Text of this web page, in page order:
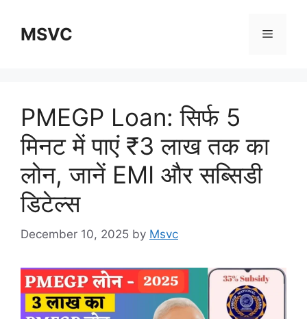
contentMSVC Menu
PMEGP Loan: सिर्फ 5
मिनट में पाएं ₹3 लाख तक का
लोन, जानें EMI और सब्सिडी
डिटेल्स
December 10, 2025 by Msvc